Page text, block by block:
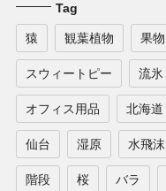
Tag
猿 観葉植物 果物
スウィートピー 流氷
オフィス用品 北海道
仙台 湿原 水飛沫
階段 桜 バラ